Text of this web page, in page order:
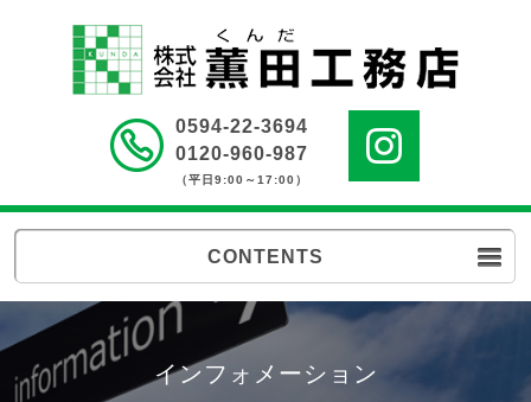
0594-22-3694
0120-960-987
（平日9:00～17:00）
CONTENTS
インフォメーション